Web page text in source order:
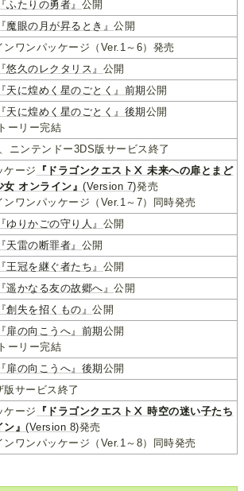
ふたりの勇者』 公開
魔眼の月が昇るとき』公開
ンワンパッケージ（Ver.1～6）発売
悠久のレクタリス』 公開
天に煌めく星のごとく』前期公開
天に煌めく星のごとく』後期公開
ーリー完結
ニンテンドー3DS版サービス終了
ケージ
『ドラゴンクエストⅩ 未来への扉とまど
女 オンライン』(Version 7)発売
ンワンパッケージ（Ver.1～7）同時発売
ゆりかごの守り人』 公開
天雷の断罪者』 公開
王冠を継ぐ者たち』 公開
遥かなる友の故郷へ』公開
創失を招くもの』公開
扉の向こうへ』前期公開
ーリー完結
扉の向こうへ』後期公開
版サービス終了
ケージ
『ドラゴンクエストⅩ 時空の迷い子たち
ン』(Version 8)発売
ンワンパッケージ（Ver.1～8）同時発売